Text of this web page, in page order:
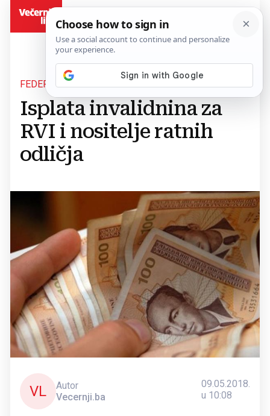
FEDERACIJA BIH
Isplata invalidnina za
RVI i nositelje ratnih
odličja
VL
Autor
Vecernji.ba
09.05.2018.
u 10:08